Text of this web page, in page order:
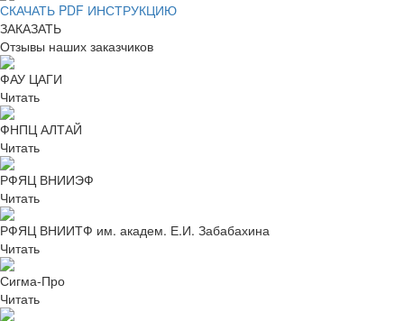
СКАЧАТЬ PDF ИНСТРУКЦИЮ
ЗАКАЗАТЬ
Отзывы наших заказчиков
ФАУ ЦАГИ
Читать
ФНПЦ АЛТАЙ
Читать
РФЯЦ ВНИИЭФ
Читать
РФЯЦ ВНИИТФ им. академ. Е.И. Забабахина
Читать
Сигма-Про
Читать